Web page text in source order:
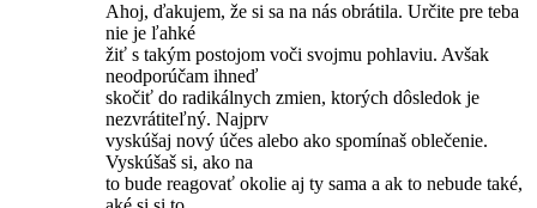
Ahoj, ďakujem, že si sa na nás obrátila. Určite pre teba
nie je ľahké
žiť s takým postojom voči svojmu pohlaviu. Avšak
neodporúčam ihneď
skočiť do radikálnych zmien, ktorých dôsledok je
nezvrátiteľný. Najprv
vyskúšaj nový účes alebo ako spomínaš oblečenie.
Vyskúšaš si, ako na
to bude reagovať okolie aj ty sama a ak to nebude také,